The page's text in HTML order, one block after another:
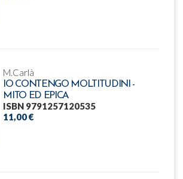
M.Carlà
IO CONTENGO MOLTITUDINI -
MITO ED EPICA
ISBN 9791257120535
11,00 €